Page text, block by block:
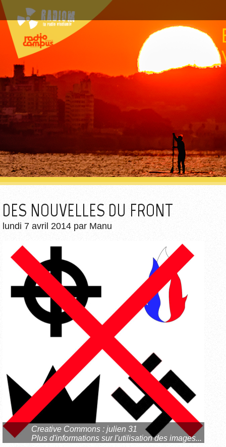
DES NOUVELLES DU FRONT
lundi 7 avril 2014 par Manu
Creative Commons : julien 31
Plus d'informations sur l'utilisation des images...